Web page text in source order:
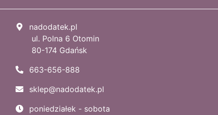
nadodatek.pl
ul. Polna 6 Otomin
80-174 Gdańsk
663-656-888
sklep@nadodatek.pl
poniedziałek - sobota